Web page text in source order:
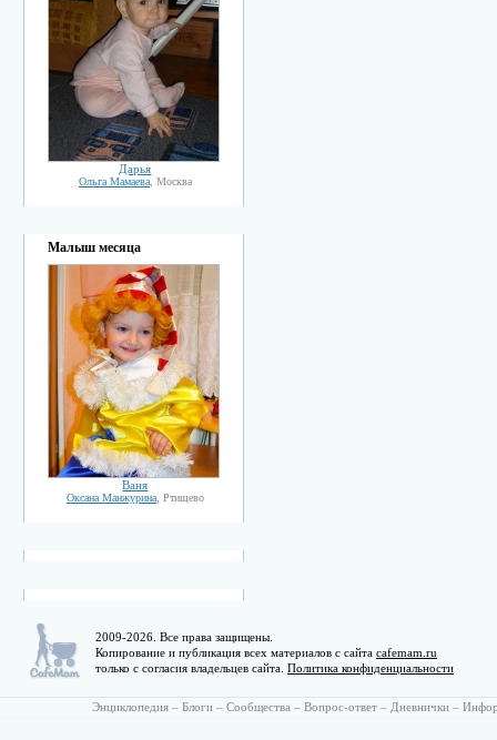
Дарья
Ольга Мамаева , Москва
Малыш месяца
Ваня
Оксана Манжурина, Ртищево
2009-2026. Все права защищены.
Копирование и публикация всех материалов с сайта cafemam.ru
только с согласия владельцев сайта. Политика конфиденциальности
Энциклопедия – Блоги – Сообщества – Вопрос-ответ – Дневнички –